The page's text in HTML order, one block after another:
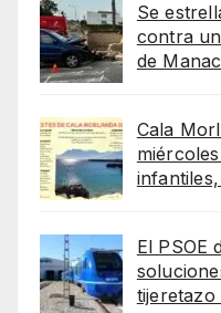
Se
contra
de
Cala
El PSOE
tijeretazo